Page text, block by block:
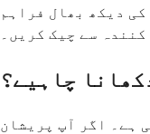
دیکھ بھال فراہم
کنندہ سے چیک کریں۔
چاہیے؟
ہے۔ اگر آپ پریشان